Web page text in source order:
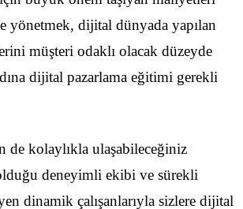
yönetmek, dijital dünyada yapılan
müşteri odaklı olacak düzeyde
dijital pazarlama eğitimi gerekli
de kolaylıkla ulaşabileceğiniz
deneyimli ekibi ve sürekli
dinamik çalışanlarıyla sizlere dijital